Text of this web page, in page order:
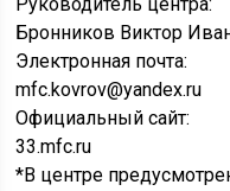
Бронников Виктор
Электронная почта:
mfc.kovrov@yandex.ru
Официальный сайт:
33.mfc.ru
*В центре